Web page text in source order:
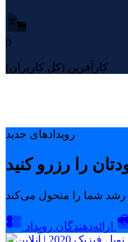
0
کارآفرین (کل کاربران)
رویدادهای جدید
ارائه‌دهندگان رویداد